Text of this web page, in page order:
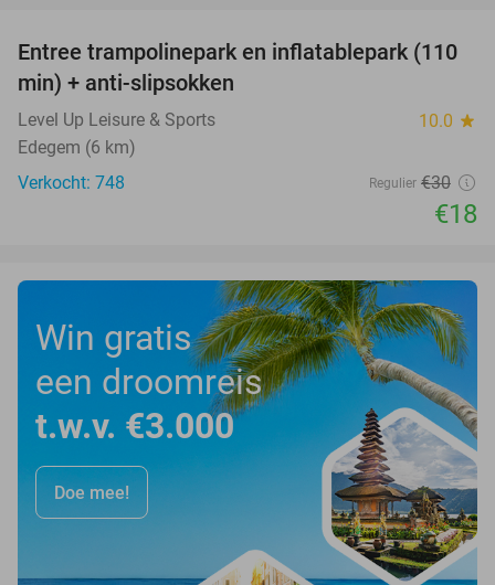
40%
Entree trampolinepark en inflatablepark (110
min) + anti-slipsokken
Level Up Leisure & Sports 10.0 star
Edegem (6 km)
Verkocht: 748
Regulier €30
€18
Win gratis
een droomreis
t.w.v. €3.000
Doe mee!